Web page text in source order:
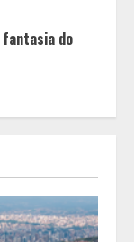
Imobiliária
referência
esse